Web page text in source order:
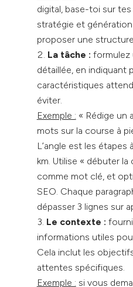
digital, base-toi sur
stratégie et
proposer une
La tâche : formulez
détaillée, en indiquant
caractéristiques
éviter.
Exemple : « Rédige un
mots sur la course à
L’angle est les étapes
km. Utilise « débuter la
comme mot clé, et
SEO. Chaque
dépasser 3 lignes sur
Le contexte :
informations utiles
Cela inclut les
attentes spécifiques.
Exemple : si vous